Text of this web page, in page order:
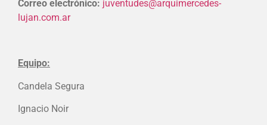
Correo electrónico: juventudes@arquimercedes-
lujan.com.ar
Equipo:
Candela Segura
Ignacio Noir